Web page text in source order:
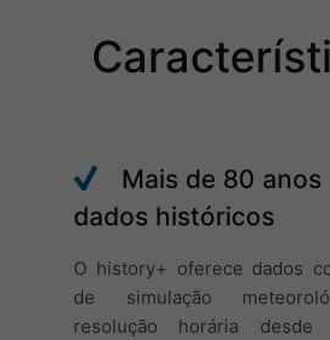
Mais de 80 anos
dados históricos
O history+ oferece dados
de simulação
resolução horária